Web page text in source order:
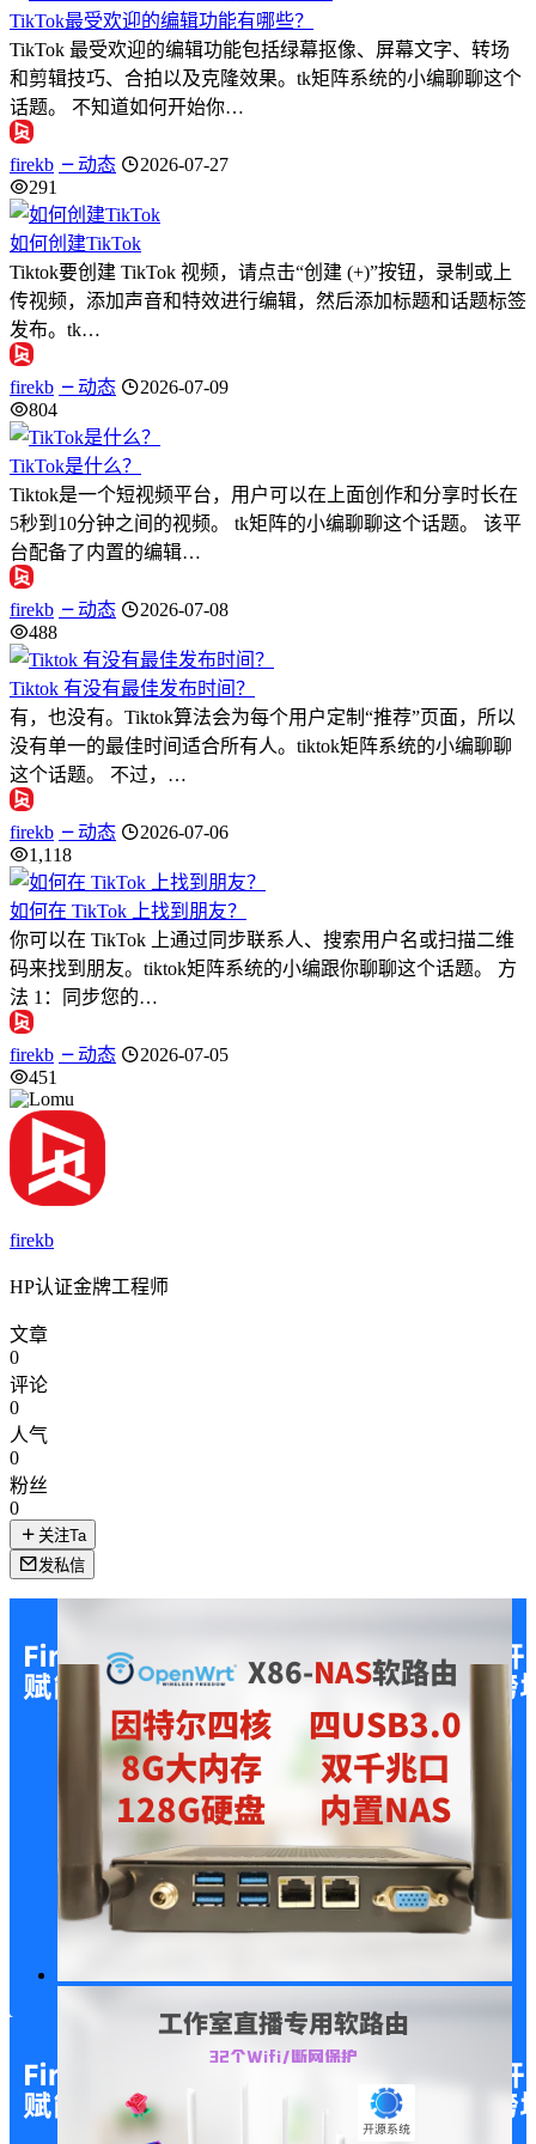
TikTok最受欢迎的编辑功能有哪些？
TikTok 最受欢迎的编辑功能包括绿幕抠像、屏幕文字、转场
和剪辑技巧、合拍以及克隆效果。tk矩阵系统的小编聊聊这个
话题。 不知道如何开始你…
firekb 动态
2026-07-27
291
如何创建TikTok
Tiktok要创建 TikTok 视频，请点击“创建 (+)”按钮，录制或上
传视频，添加声音和特效进行编辑，然后添加标题和话题标签
发布。tk…
firekb 动态
2026-07-09
804
TikTok是什么？
Tiktok是一个短视频平台，用户可以在上面创作和分享时长在
5秒到10分钟之间的视频。 tk矩阵的小编聊聊这个话题。 该平
台配备了内置的编辑…
firekb 动态
2026-07-08
488
Tiktok 有没有最佳发布时间？
有，也没有。Tiktok算法会为每个用户定制“推荐”页面，所以
没有单一的最佳时间适合所有人。tiktok矩阵系统的小编聊聊
这个话题。 不过，…
firekb 动态
2026-07-06
1,118
如何在 TikTok 上找到朋友？
你可以在 TikTok 上通过同步联系人、搜索用户名或扫描二维
码来找到朋友。tiktok矩阵系统的小编跟你聊聊这个话题。 方
法 1：同步您的…
firekb 动态
2026-07-05
451
firekb
HP认证金牌工程师
文章
0
评论
0
人气
0
粉丝
0
关注Ta
发私信